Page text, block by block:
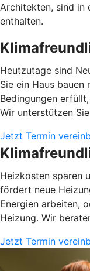
Architekten, sind in
enthalten.
Heutzutage sind
Sie ein Haus
Bedingungen
Wir unterstützen
Jetzt Termin
Heizkosten sparen
fördert neue
Energien arbeiten,
Heizung. Wir
Jetzt Termin